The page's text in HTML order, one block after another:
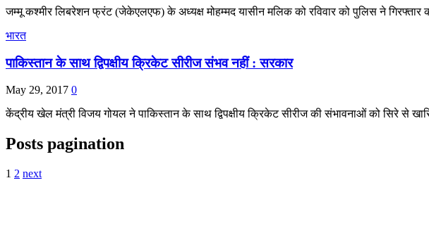
जम्मू कश्मीर लिबरेशन फ्रंट (जेकेएलएफ) के अध्यक्ष मोहम्मद यासीन मलिक को रविवार को पुलिस ने
भारत
पाकिस्‍तान के साथ द्विपक्षीय क्रिकेट सीरीज संभव नहीं : सरकार
May 29, 2017 0
केंद्रीय खेल मंत्री विजय गोयल ने पाकिस्‍तान के साथ द्विपक्षीय क्रिकेट सीरीज की संभावनाओं को सिरे से
Posts pagination
1 2 next